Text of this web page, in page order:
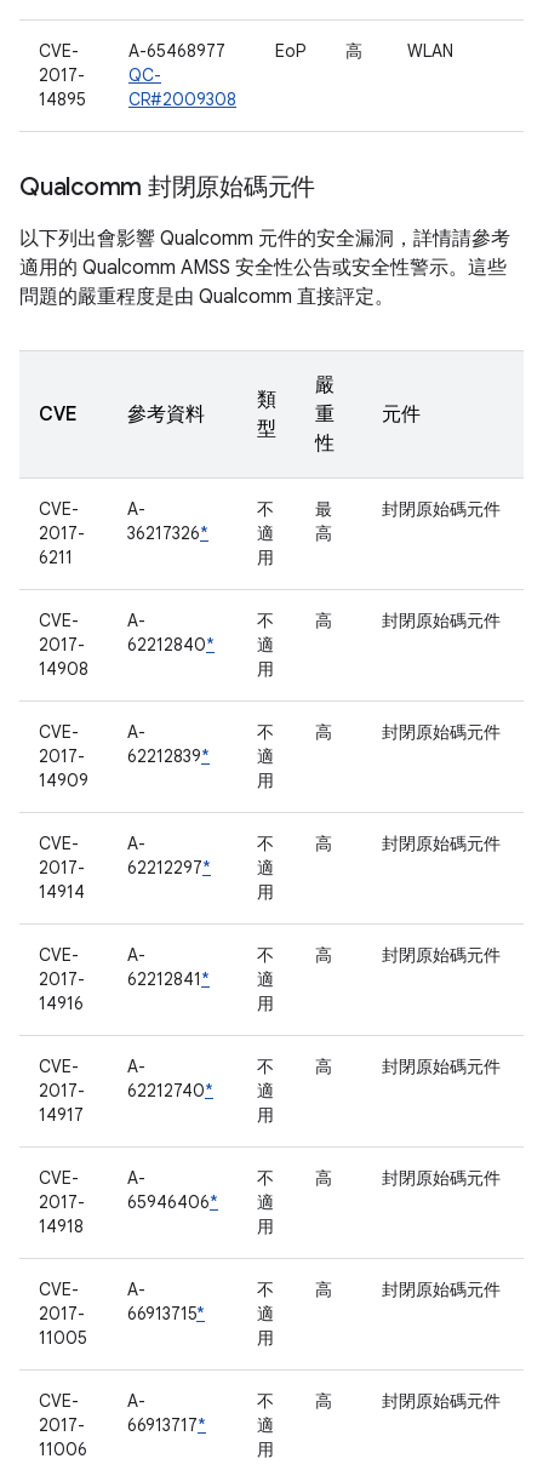
CVE-
2017-
14895
A-65468977
QC-
CR#2009308
EoP 高 WLAN
Qualcomm 封閉原始碼元件
以下列出會影響 Qualcomm 元件的安全漏洞，詳情請參考
適用的 Qualcomm AMSS 安全性公告或安全性警示。這些
問題的嚴重程度是由 Qualcomm 直接評定。
CVE 參考資料
類
型
嚴
重
性
元件
CVE-
2017-
6211
A-
36217326*
不
適
用
最
高
封閉原始碼元件
CVE-
2017-
14908
A-
62212840*
不
適
用
高 封閉原始碼元件
CVE-
2017-
14909
A-
62212839*
不
適
用
高 封閉原始碼元件
CVE-
2017-
14914
A-
62212297*
不
適
用
高 封閉原始碼元件
CVE-
2017-
14916
A-
62212841*
不
適
用
高 封閉原始碼元件
CVE-
2017-
14917
A-
62212740*
不
適
用
高 封閉原始碼元件
CVE-
2017-
14918
A-
65946406*
不
適
用
高 封閉原始碼元件
CVE-
2017-
11005
A-
66913715*
不
適
用
高 封閉原始碼元件
CVE-
2017-
11006
A-
66913717*
不
適
用
高 封閉原始碼元件